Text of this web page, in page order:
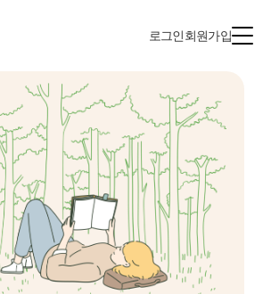
로그인회원가입